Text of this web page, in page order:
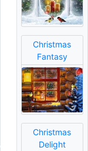
Christmas
Fantasy
Christmas
Delight